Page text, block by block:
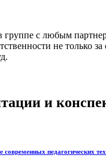
группе с любым
не только
и
педагогических